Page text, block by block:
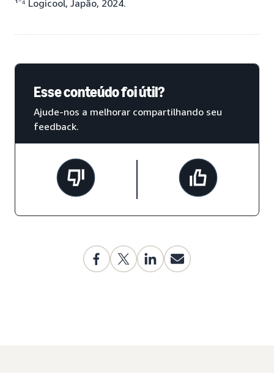
¹⁻⁴ Logicool, Japão, 2024.
Esse conteúdo foi útil?
Ajude-nos a melhorar compartilhando seu
feedback.